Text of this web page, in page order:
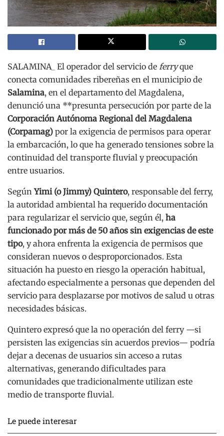
SALAMINA_ El operador del servicio de ferryque
conecta comunidades ribereñas en el municipio de
Salamina, en el departamento del Magdalena,
denunció una **presunta persecución por parte de la
Corporación Autónoma Regional del Magdalena
(Corpamag) por la exigencia de permisos para operar
la embarcación, lo que ha generado tensiones sobre la
continuidad del transporte fluvial y preocupación
entre usuarios.
SegúnYimi (o Jimmy) Quintero, responsable del ferry,
la autoridad ambiental ha requerido documentación
para regularizar el servicio que, según él, ha
funcionado por más de 50 años sin exigencias de este
tipo, y ahora enfrenta la exigencia de permisos que
consideran nuevos o desproporcionados. Esta
situación ha puesto en riesgo la operación habitual,
afectando especialmente a personas que dependen del
servicio para desplazarse por motivos de salud u otras
necesidades básicas.
Quintero expresó que la no operación del ferry —si
persisten las exigencias sin acuerdos previos— podría
dejar a decenas de usuarios sin acceso a rutas
alternativas, generando dificultades para
comunidades que tradicionalmente utilizan este
medio de transporte fluvial.
Le puede interesar